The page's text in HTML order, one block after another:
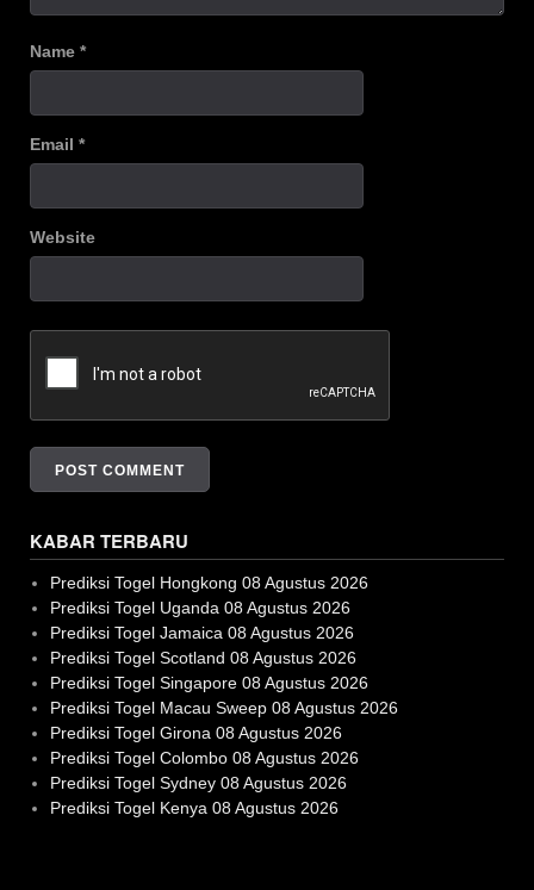
Name *
Email *
Website
KABAR TERBARU
Prediksi Togel Hongkong 08 Agustus 2026
Prediksi Togel Uganda 08 Agustus 2026
Prediksi Togel Jamaica 08 Agustus 2026
Prediksi Togel Scotland 08 Agustus 2026
Prediksi Togel Singapore 08 Agustus 2026
Prediksi Togel Macau Sweep 08 Agustus 2026
Prediksi Togel Girona 08 Agustus 2026
Prediksi Togel Colombo 08 Agustus 2026
Prediksi Togel Sydney 08 Agustus 2026
Prediksi Togel Kenya 08 Agustus 2026